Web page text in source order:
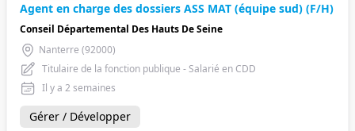
Agent en charge des dossiers ASS MAT (équipe sud) (F/H)
Conseil Départemental Des Hauts De Seine
Nanterre (92000)
Titulaire de la fonction publique - Salarié en CDD
Il y a 2 semaines
Gérer / Développer